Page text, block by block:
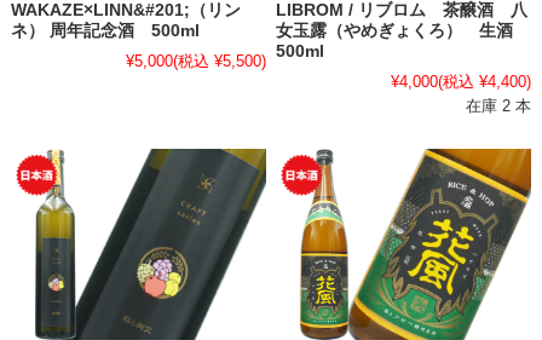
WAKAZE×LINN&#201;（リン
ネ） 周年記念酒 500ml
¥5,000(税込 ¥5,500)
LIBROM / リブロム 茶醸酒 八
女玉露（やめぎょくろ） 生酒
500ml
¥4,000(税込 ¥4,400)
在庫 2 本